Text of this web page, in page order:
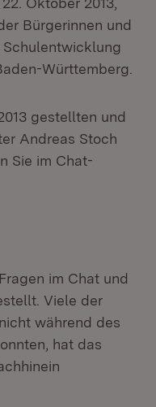
Bürgerinnen und
Schulentwicklung
Württemberg.
gestellten und
Andreas Stoch
Sie im Chat-
im Chat und
Viele der
während des
hat das